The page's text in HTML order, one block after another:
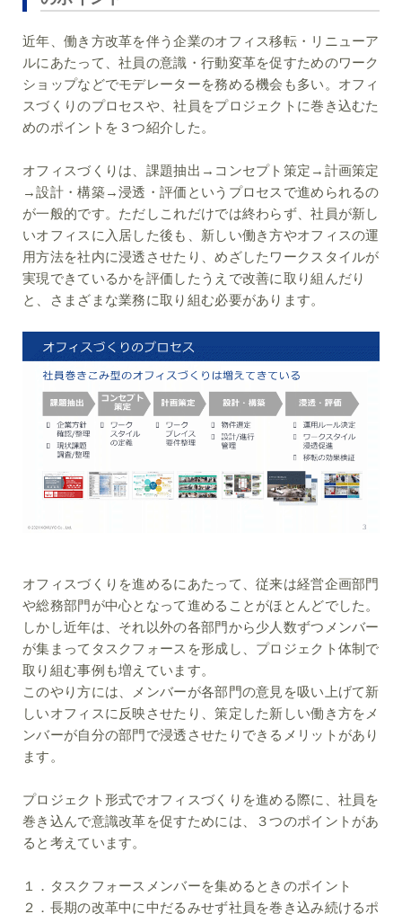
近年、働き方改革を伴う企業のオフィス移転・リニューア
ルにあたって、社員の意識・行動変革を促すためのワーク
ショップなどでモデレーターを務める機会も多い。オフィ
スづくりのプロセスや、社員をプロジェクトに巻き込むた
めのポイントを３つ紹介した。
オフィスづくりは、課題抽出→コンセプト策定→計画策定
→設計・構築→浸透・評価というプロセスで進められるの
が一般的です。ただしこれだけでは終わらず、社員が新し
いオフィスに入居した後も、新しい働き方やオフィスの運
用方法を社内に浸透させたり、めざしたワークスタイルが
実現できているかを評価したうえで改善に取り組んだり
と、さまざまな業務に取り組む必要があります。
オフィスづくりを進めるにあたって、従来は経営企画部門
や総務部門が中心となって進めることがほとんどでした。
しかし近年は、それ以外の各部門から少人数ずつメンバー
が集まってタスクフォースを形成し、プロジェクト体制で
取り組む事例も増えています。
このやり方には、メンバーが各部門の意見を吸い上げて新
しいオフィスに反映させたり、策定した新しい働き方をメ
ンバーが自分の部門で浸透させたりできるメリットがあり
ます。
プロジェクト形式でオフィスづくりを進める際に、社員を
巻き込んで意識改革を促すためには、３つのポイントがあ
ると考えています。
１．タスクフォースメンバーを集めるときのポイント
２．長期の改革中に中だるみせず社員を巻き込み続けるポ